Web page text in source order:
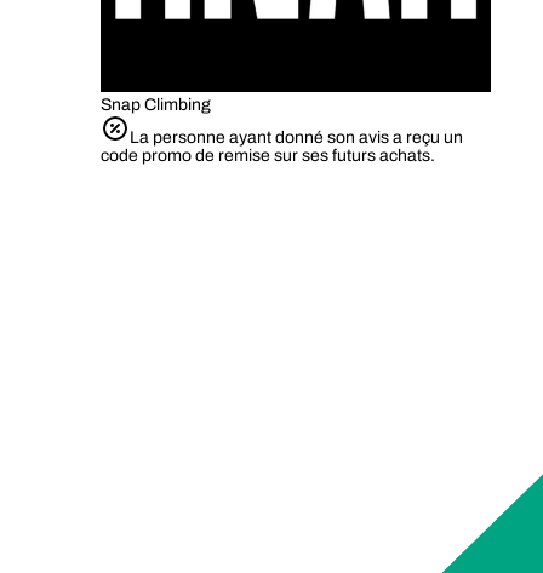
Snap Climbing
La personne ayant donné son avis a reçu un
code promo de remise sur ses futurs achats.